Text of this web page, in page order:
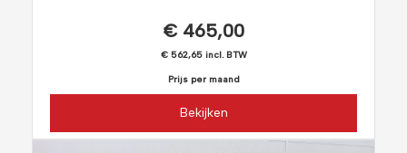
€ 465,00
€ 562,65 incl. BTW
Prijs per maand
Bekijken